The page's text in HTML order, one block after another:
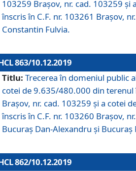
103259 Brașov, nr. cad. 103259 și
înscris în C.F. nr. 103261 Brașov,
Constantin Fulvia.
863/10.12.2019
Titlu: Trecerea în domeniul public
cotei de 9.635/480.000 din terenul
Brașov, nr. cad. 103259 și a cotei
înscris în C.F. nr. 103260 Brașov,
Bucuraș Dan-Alexandru și
862/10.12.2019